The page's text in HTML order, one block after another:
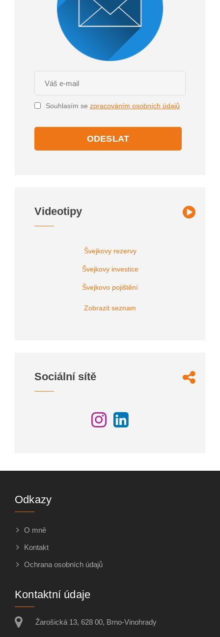
Souhlasím se zpracováním osobních údajů
ODESLAT
Videotipy
Švejkovy rezervy
Švejkovy investice
Švejkovo pojištění
Zobrazit seznam
Sociální sítě
Odkazy
O mně
Kontakt
Ochrana osobních údajů
Kontaktní údaje
Žarošická 13, 628 00, Brno-Vinohrady